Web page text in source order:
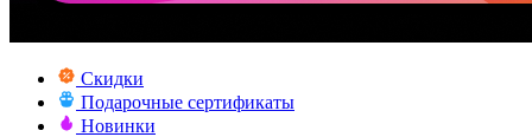
Скидки
Подарочные сертификаты
Новинки